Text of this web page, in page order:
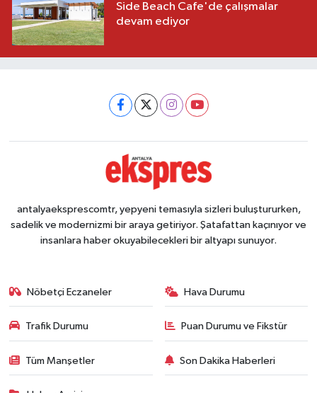
Side Beach Cafe'de çalışmalar
devam ediyor
antalyaeksprescomtr, yepyeni temasıyla sizleri buluştururken,
sadelik ve modernizmi bir araya getiriyor. Şatafattan kaçınıyor ve
insanlara haber okuyabilecekleri bir altyapı sunuyor.
Nöbetçi Eczaneler Hava Durumu
Trafik Durumu Puan Durumu ve Fikstür
Tüm Manşetler Son Dakika Haberleri